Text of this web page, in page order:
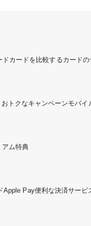
ドカードを比較するカード
おトクなキャンペーンモバイ
アム特典
Apple Pay便利な決済サービ